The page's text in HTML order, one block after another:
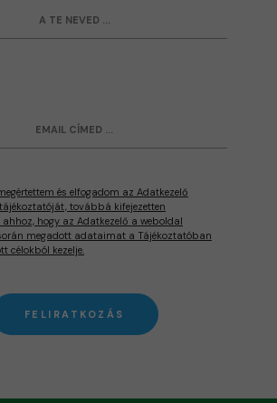
és elfogadom az Adatkezelő
továbbá kifejezetten
hogy az Adatkezelő a weboldal
megadott adataimat a Tájékoztatóban
célokból kezelje.
FELIRATKOZÁS